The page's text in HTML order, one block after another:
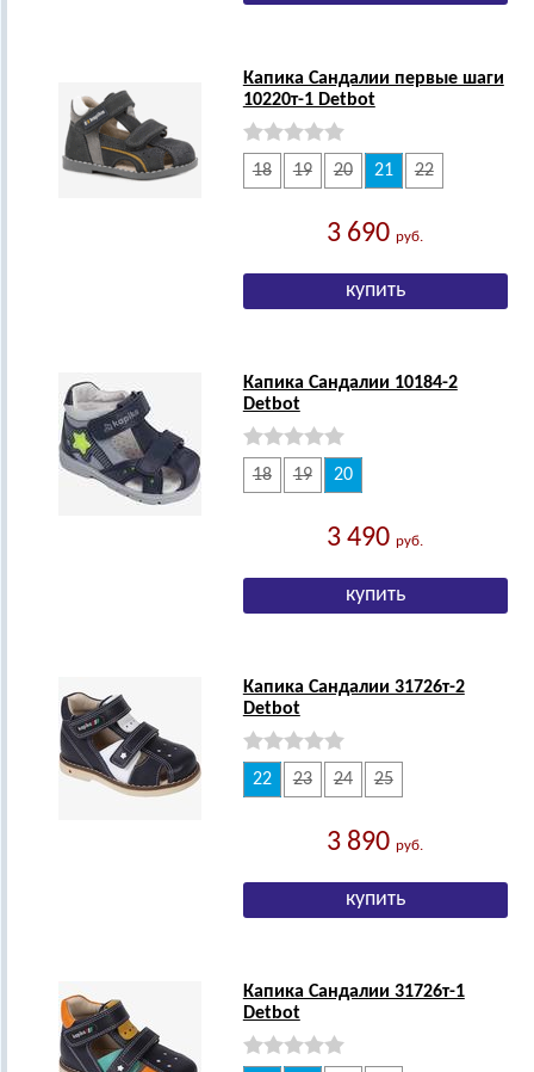
Капика Сандалии первые шаги
10220т-1 Detbot
18 19 20 21 22
3 690руб.
Капика Сандалии 10184-2
Detbot
18 19 20
3 490руб.
Капика Сандалии 31726т-2
Detbot
22 23 24 25
3 890руб.
Капика Сандалии 31726т-1
Detbot